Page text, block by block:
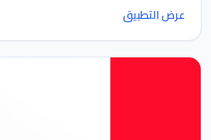
عرض التطبيق